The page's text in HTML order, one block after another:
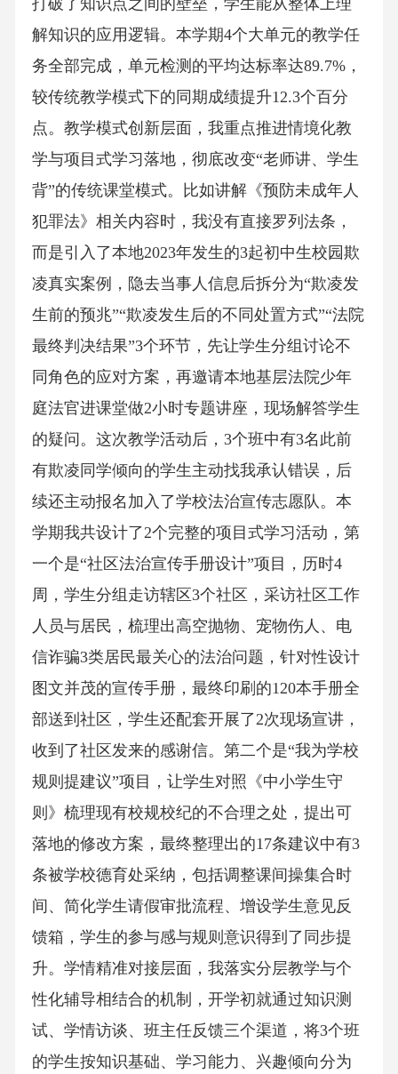
打破了知识点之间的壁垒，学生能从整体上理
解知识的应用逻辑。本学期4个大单元的教学任
务全部完成，单元检测的平均达标率达89.7%，
较传统教学模式下的同期成绩提升12.3个百分
点。教学模式创新层面，我重点推进情境化教
学与项目式学习落地，彻底改变“老师讲、学生
背”的传统课堂模式。比如讲解《预防未成年人
犯罪法》相关内容时，我没有直接罗列法条，
而是引入了本地2023年发生的3起初中生校园欺
凌真实案例，隐去当事人信息后拆分为“欺凌发
生前的预兆”“欺凌发生后的不同处置方式”“法院
最终判决结果”3个环节，先让学生分组讨论不
同角色的应对方案，再邀请本地基层法院少年
庭法官进课堂做2小时专题讲座，现场解答学生
的疑问。这次教学活动后，3个班中有3名此前
有欺凌同学倾向的学生主动找我承认错误，后
续还主动报名加入了学校法治宣传志愿队。本
学期我共设计了2个完整的项目式学习活动，第
一个是“社区法治宣传手册设计”项目，历时4
周，学生分组走访辖区3个社区，采访社区工作
人员与居民，梳理出高空抛物、宠物伤人、电
信诈骗3类居民最关心的法治问题，针对性设计
图文并茂的宣传手册，最终印刷的120本手册全
部送到社区，学生还配套开展了2次现场宣讲，
收到了社区发来的感谢信。第二个是“我为学校
规则提建议”项目，让学生对照《中小学生守
则》梳理现有校规校纪的不合理之处，提出可
落地的修改方案，最终整理出的17条建议中有3
条被学校德育处采纳，包括调整课间操集合时
间、简化学生请假审批流程、增设学生意见反
馈箱，学生的参与感与规则意识得到了同步提
升。学情精准对接层面，我落实分层教学与个
性化辅导相结合的机制，开学初就通过知识测
试、学情访谈、班主任反馈三个渠道，将3个班
的学生按知识基础、学习能力、兴趣倾向分为